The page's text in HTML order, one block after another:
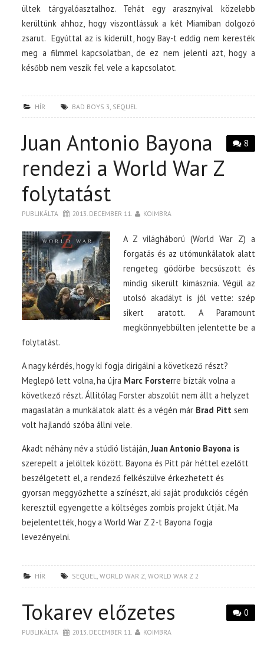
ültek tárgyalóasztalhoz. Tehát egy arasznyival közelebb
kerültünk ahhoz, hogy viszontlássuk a két Miamiban dolgozó
zsarut. Egyúttal az is kiderült, hogy Bay-t eddig nem keresték
meg a filmmel kapcsolatban, de ez nem jelenti azt, hogy a
később nem veszik fel vele a kapcsolatot.
HÍR BAD BOYS 3 SEQUEL
8
Juan Antonio Bayona
rendezi a World War Z
folytatást
PUBLIKÁLTA 2013. DECEMBER 11. KOIMBRA
A Z világháború (World War Z) a
forgatás és az utómunkálatok alatt
rengeteg gödörbe becsúszott és
mindig sikerült kimásznia. Végül az
utolsó akadályt is jól vette: szép
sikert aratott. A Paramount
megkönnyebbülten jelentette be a
folytatást.
A nagy kérdés, hogy ki fogja dirigálni a következő részt?
Meglepő lett volna, ha újra Marc Forsterre bízták volna a
következő részt. Állítólag Forster abszolút nem állt a helyzet
magaslatán a munkálatok alatt és a végén már Brad Pitt sem
volt hajlandó szóba állni vele.
Akadt néhány név a stúdió listáján,Juan Antonio Bayona is
szerepelt a jelöltek között. Bayona és Pitt pár héttel ezelőtt
beszélgetett el, a rendező felkészülve érkezhetett és
gyorsan meggyőzhette a színészt, aki saját produkciós cégén
keresztül egyengette a költséges zombis projekt útját. Ma
bejelentették, hogy a World War Z 2-t Bayona fogja
levezényelni.
HÍR SEQUEL ,WORLD WAR Z ,WORLD WAR Z 2
0
Tokarev előzetes
PUBLIKÁLTA 2013. DECEMBER 11. KOIMBRA